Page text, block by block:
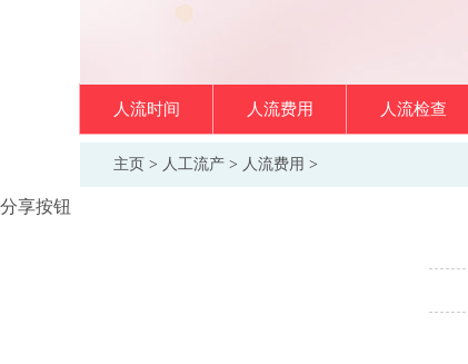
人流时间 人流费用 人流检查
主页 > 人工流产 > 人流费用 >
分享按钮